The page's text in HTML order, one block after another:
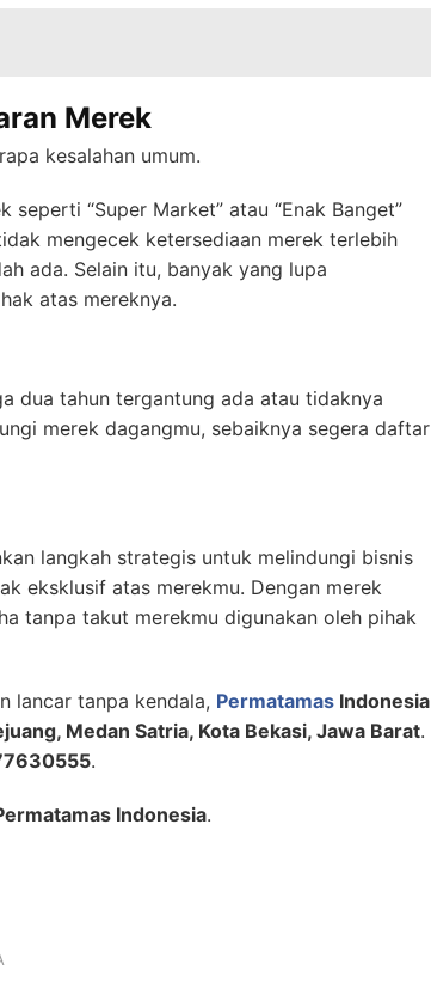
Merek
kesalahan umum.
“Super Market” atau “Enak Banget”
mengecek ketersediaan merek terlebih
ada. Selain itu, banyak yang lupa
atas mereknya.
dua tahun tergantung ada atau tidaknya
merek dagangmu, sebaiknya segera daftar
langkah strategis untuk melindungi bisnis
eksklusif atas merekmu. Dengan merek
tanpa takut merekmu digunakan oleh pihak
lancar tanpa kendala, Permatamas Indonesia
Medan Satria, Kota Bekasi, Jawa Barat.
.
Indonesia.